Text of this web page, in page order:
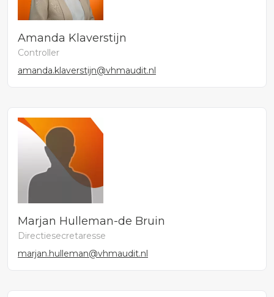
Amanda Klaverstijn
Controller
amanda.klaverstijn@vhmaudit.nl
Marjan Hulleman-de Bruin
Directiesecretaresse
marjan.hulleman@vhmaudit.nl